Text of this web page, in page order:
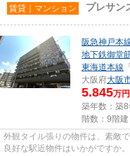
賃貸｜マンション プレサン
阪急神戸本
地下鉄御堂
東海道本線 「
大阪府大阪
5.845万円
築年数：築8
階数：9階建
外観タイル張りの物件は、素敵
良好な駅近物件はいかがですか